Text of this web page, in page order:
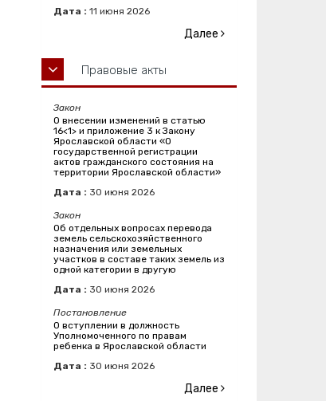
Дата : 11 июня 2026
Далее
Правовые акты
Закон
О внесении изменений в статью
16<1> и приложение 3 к Закону
Ярославской области «О
государственной регистрации
актов гражданского состояния на
территории Ярославской области»
Дата : 30 июня 2026
Закон
Об отдельных вопросах перевода
земель сельскохозяйственного
назначения или земельных
участков в составе таких земель из
одной категории в другую
Дата : 30 июня 2026
Постановление
О вступлении в должность
Уполномоченного по правам
ребенка в Ярославской области
Дата : 30 июня 2026
Далее